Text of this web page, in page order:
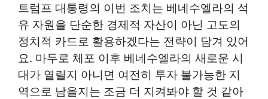
트럼프 대통령의 이번 조치는 베네수엘라의 석
유 자원을 단순한 경제적 자산이 아닌 고도의
정치적 카드로 활용하겠다는 전략이 담겨 있어
요. 마두로 체포 이후 베네수엘라의 새로운 시
대가 열릴지 아니면 여전히 투자 불가능한 지
역으로 남을지는 조금 더 지켜봐야 할 것 같아